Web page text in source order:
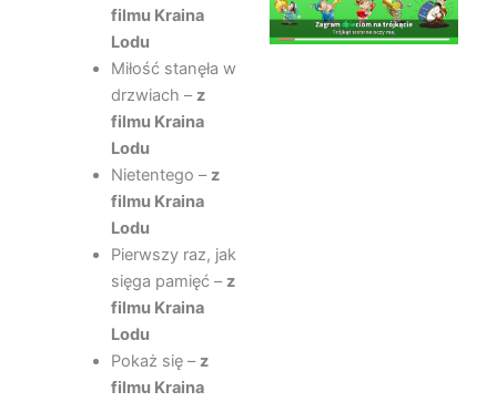
filmu Kraina
Lodu
Miłość stanęła w
drzwiach – z
filmu Kraina
Lodu
Nietentego – z
filmu Kraina
Lodu
Pierwszy raz, jak
sięga pamięć – z
filmu Kraina
Lodu
Pokaż się – z
filmu Kraina